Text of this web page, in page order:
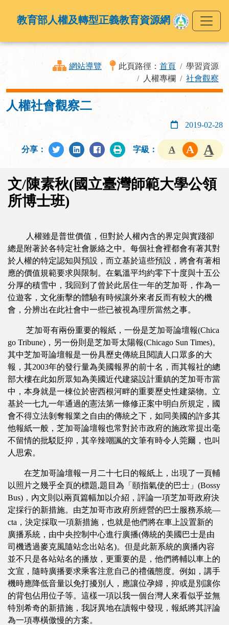
教育部人權及轉型正義教育資源網
網站導覽 此頁路徑： 首頁
學習資源
人權專欄
社會觀察
人權社會觀察二
2019-02-28
分享： 字級：
文/陳素秋(國立臺灣師範大學公領
所博士班)
人權雖是普世價值，但對於人權內含的界定與實踐卻
總是附著於各特定社會脈絡之中。每個社會裡都會有著其對
於人權的特定認知與預設，而立基於這些預設，將會有著相
應的價值規範要求與限制。在氣溫平均約零下十度與十五公
分厚的積雪中，我回到了曾於此居住一年的芝加哥，作為一
位遊客，文化衝擊的體驗有時候讓外來者反而有較大的機
會，分辨出在此社會中一些已被視為理所當然之事。
芝加哥有兩份重要的報紙，一份是芝加哥論壇報(Chica
go Tribune)，另一份則是芝加哥太陽報(Chicago Sun Times)。
其中芝加哥論壇報是一份具歷史傳統且閱讀人口眾多的大
報，其2003年的發行量為美國報界的前十名，而其報社的總
部大樓在此如所眾知為美國近代建築設計重鎮的芝加哥市當
中，本身就是一棟位於密西根河畔的重要歷史性建築物。立
基於一七九一年通過的憲法第一條修正案中明白所規定，國
會不得立法剝奪報業之自由的傳統之下，如同美國的許多其
他報紙一般，芝加哥論壇報也常對於市政府的施政常提出毫
不留情的批駁貶抑，其辛辣嘲諷的文筆有時令人莞爾，也叫
人思索。
在芝加哥論壇報一月二十七日的報紙上，出現了一頁輔
以照片之幾乎全頁的標題,題目為「頤指氣使的巴士」(Bossy
Bus)，內文則以兩頁篇幅加以介紹，評論一項芝加哥政府決
定採行的新措施。由芝加哥市政府所經營的巴士服務系統—
cta，決定採取一項新措施，也就是他們將在車上設置新的
廣播系統，由中央控制中心進行廣播(傳統的美國巴士是由
司機透過麥克風隨站念出站名)。但是此新系統的廣播內容
並不只是各站站名的播放，更重要的是，他們將輔以車上的
文宣，隨時廣播要求乘客注意自己的禮儀態度。例如，講手
機時應降低音量以免打擾別人，應讓位孕婦，抑或是別讓你
的背包佔用位子等。這樣一項以我一個台灣人來看似乎並無
特別希奇的新措施，我訝異地在讀報中發現，報紙將其評論
為一項專橫傲慢的方案。